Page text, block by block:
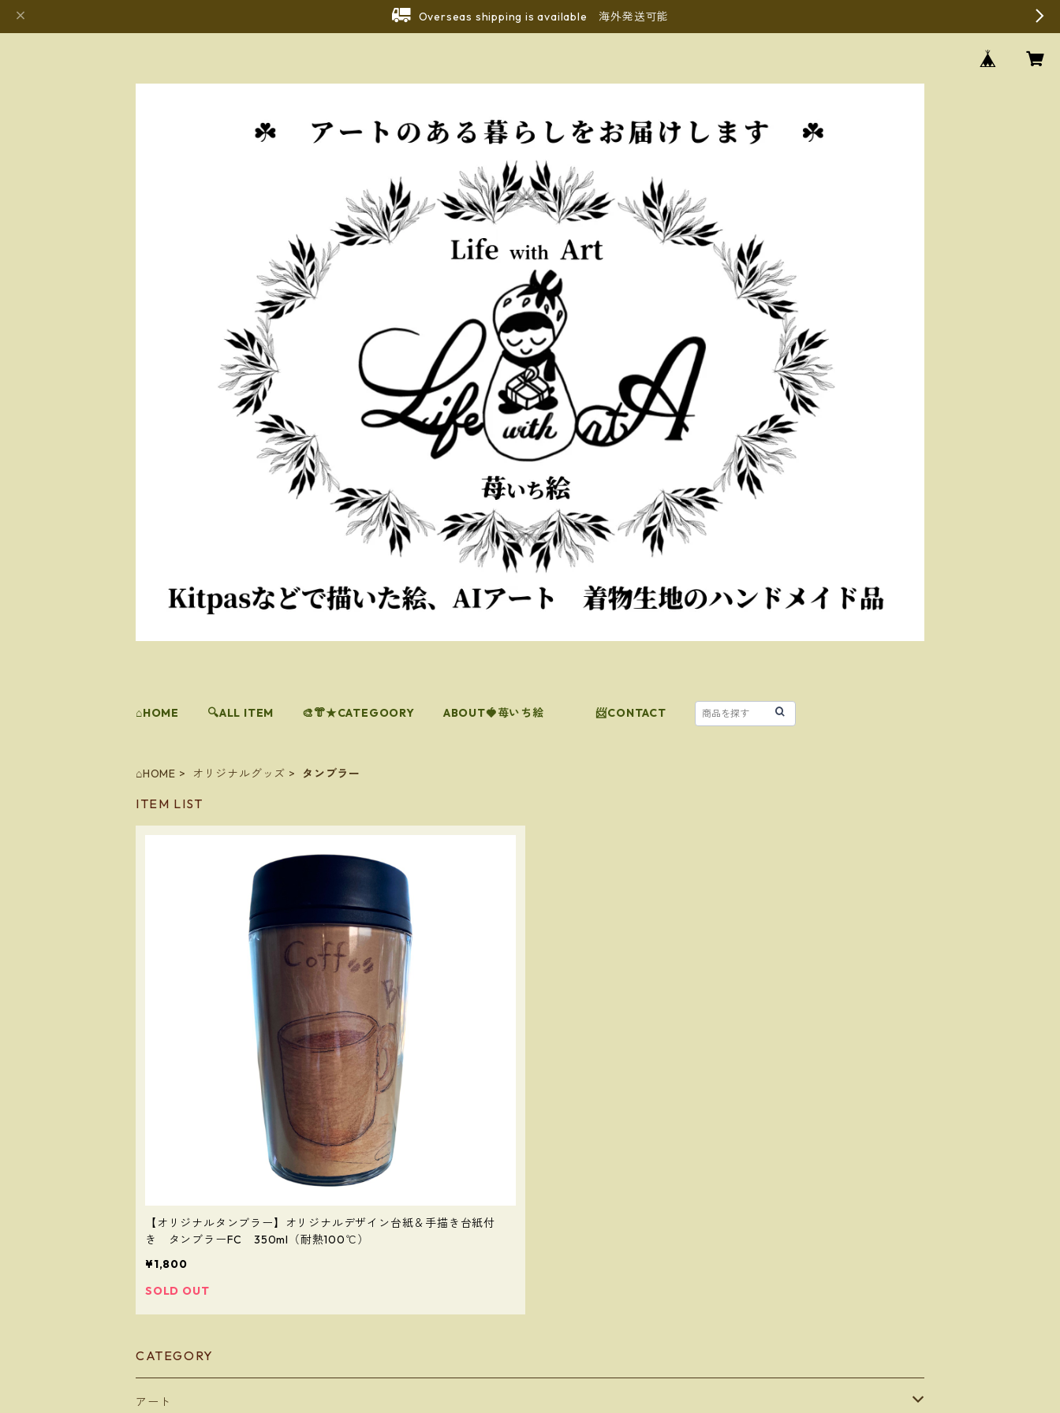
Overseas shipping is available 海外発送可能
⌂HOME 🔍ALL ITEM 🎨👘★CATEGOORY ABOUT🍓苺いち絵 📨CONTACT
⌂HOME オリジナルグッズ タンブラー
ITEM LIST
【オリジナルタンブラー】オリジナルデザイン台紙＆手描き台紙付
き タンブラーFC 350ml（耐熱100℃）
¥1,800
SOLD OUT
CATEGORY
アート